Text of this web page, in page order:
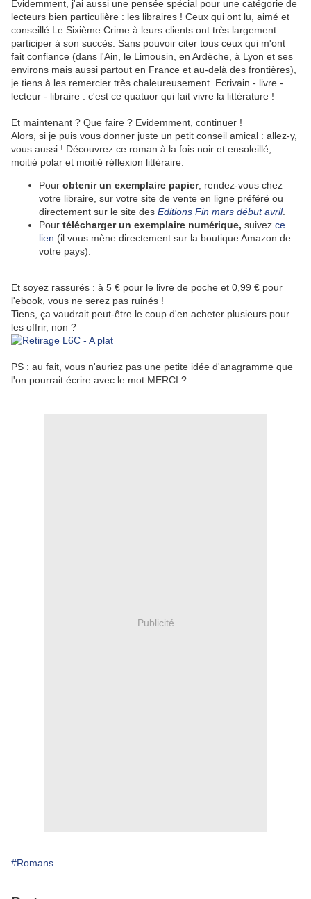
Evidemment, j'ai aussi une pensée spécial pour une catégorie de
lecteurs bien particulière : les libraires ! Ceux qui ont lu, aimé et
conseillé Le Sixième Crime à leurs clients ont très largement
participer à son succès. Sans pouvoir citer tous ceux qui m'ont
fait confiance (dans l'Ain, le Limousin, en Ardèche, à Lyon et ses
environs mais aussi partout en France et au-delà des frontières),
je tiens à les remercier très chaleureusement. Ecrivain - livre -
lecteur - libraire : c'est ce quatuor qui fait vivre la littérature !
Et maintenant ? Que faire ? Evidemment, continuer !
Alors, si je puis vous donner juste un petit conseil amical : allez-y,
vous aussi ! Découvrez ce roman à la fois noir et ensoleillé,
moitié polar et moitié réflexion littéraire.
Pour obtenir un exemplaire papier, rendez-vous chez
votre libraire, sur votre site de vente en ligne préféré ou
directement sur le site des Editions Fin mars début avril.
Pour télécharger un exemplaire numérique, suivez ce
lien (il vous mène directement sur la boutique Amazon de
votre pays).
Et soyez rassurés : à 5 € pour le livre de poche et 0,99 € pour
l'ebook, vous ne serez pas ruinés !
Tiens, ça vaudrait peut-être le coup d'en acheter plusieurs pour
les offrir, non ?
PS : au fait, vous n'auriez pas une petite idée d'anagramme que
l'on pourrait écrire avec le mot MERCI ?
Publicité
#Romans